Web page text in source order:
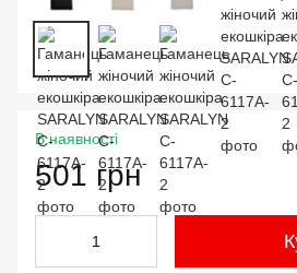
В наявності
501 грн